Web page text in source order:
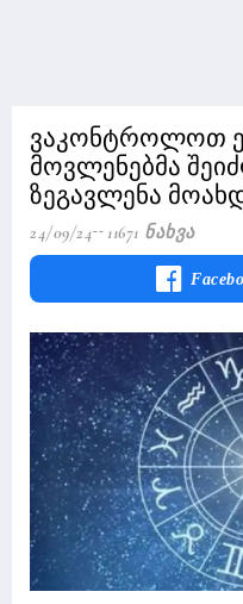
ვაკონტროლოთ
მოვლენებმა
ზეგავლენა
24/09/24 11671 Ნახვა